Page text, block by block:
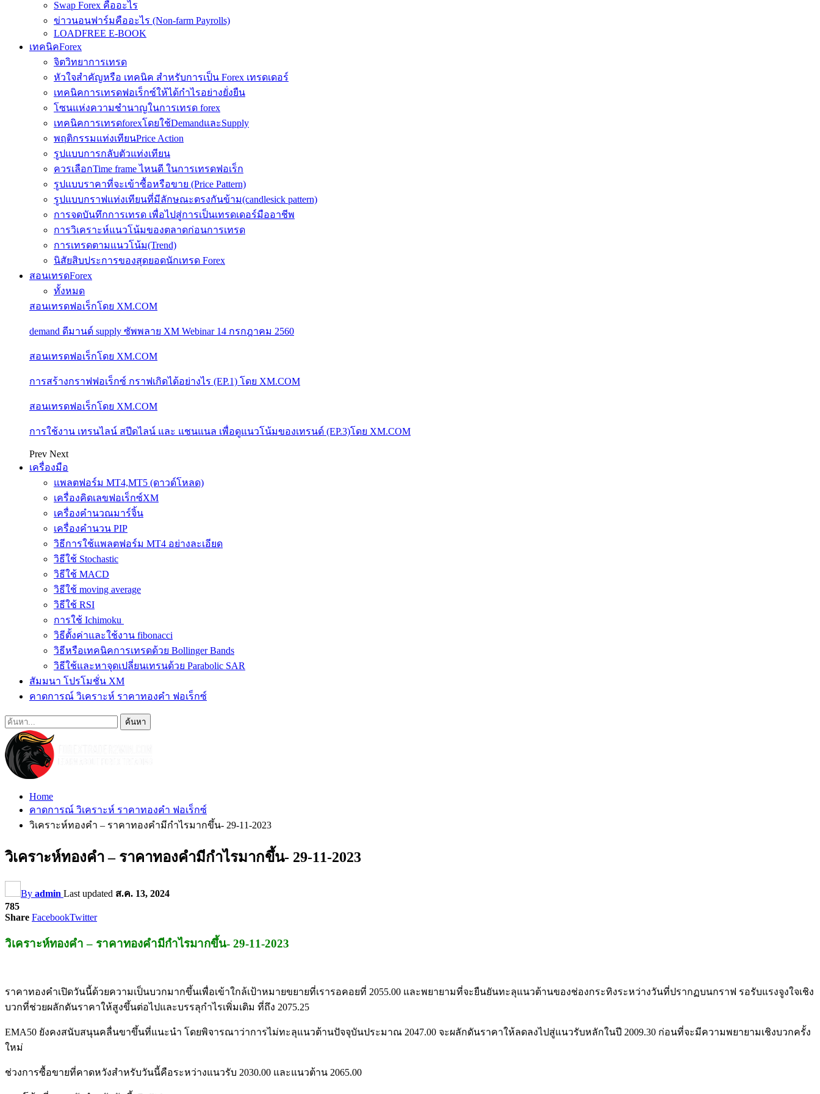
Swap Forex คืออะไร
ข่าวนอนฟาร์มคืออะไร (Non-farm Payrolls)
LOADFREE E-BOOK
เทคนิคForex
จิตวิทยาการเทรด
หัวใจสำคัญหรือ เทคนิค สำหรับการเป็น Forex เทรดเดอร์
เทคนิคการเทรดฟอเร็กซ์ให้ได้กำไรอย่างยั่งยืน
โซนแห่งความชำนาญในการเทรด forex
เทคนิคการเทรดforexโดยใช้DemandและSupply
พฤติกรรมแท่งเทียนPrice Action
รูปแบบการกลับตัวแท่งเทียน
ควรเลือกTime frame ไหนดี ในการเทรดฟอเร็ก
รูปแบบราคาที่จะเข้าซื้อหรือขาย (Price Pattern)
รูปแบบกราฟแท่งเทียนที่มีลักษณะตรงกันข้าม(candlesick pattern)
การจดบันทึกการเทรด เพื่อไปสู่การเป็นเทรดเดอร์มืออาชีพ
การวิเคราะห์แนวโน้มของตลาดก่อนการเทรด
การเทรดตามแนวโน้ม(Trend)
นิสัยสิบประการของสุดยอดนักเทรด Forex
สอนเทรดForex
ทั้งหมด
สอนเทรดฟอเร็กโดย XM.COM
demand ดีมานด์ supply ซัพพลาย XM Webinar 14 กรกฎาคม 2560
สอนเทรดฟอเร็กโดย XM.COM
การสร้างกราฟฟอเร็กซ์ กราฟเกิดได้อย่างไร (EP.1) โดย XM.COM
สอนเทรดฟอเร็กโดย XM.COM
การใช้งาน เทรนไลน์ สปีดไลน์ และ แชนแนล เพื่อดูแนวโน้มของเทรนด์ (EP.3)โดย XM.COM
Prev Next
เครื่องมือ
แพลตฟอร์ม MT4,MT5 (ดาวด์โหลด)
เครื่องคิดเลขฟอเร็กซ์XM
เครื่องคำนวณมาร์จิ้น
เครื่องคำนวน PIP
วิธีการใช้แพลตฟอร์ม MT4 อย่างละเอียด
วิธีใช้ Stochastic
วิธีใช้ MACD
วิธีใช้ moving average
วิธีใช้ RSI
การใช้ Ichimoku
วิธีตั้งค่าและใช้งาน fibonacci
วิธีหรือเทคนิคการเทรดด้วย Bollinger Bands
วิธีใช้และหาจุดเปลี่ยนเทรนด้วย Parabolic SAR
สัมมนา โปรโมชั่น XM
คาดการณ์ วิเคราะห์ ราคาทองคำ ฟอเร็กซ์
Home
คาดการณ์ วิเคราะห์ ราคาทองคำ ฟอเร็กซ์
วิเคราะห์ทองคำ – ราคาทองคำมีกำไรมากขึ้น- 29-11-2023
วิเคราะห์ทองคำ – ราคาทองคำมีกำไรมากขึ้น- 29-11-2023
By admin Last updated ส.ค. 13, 2024
785
Share FacebookTwitter
วิเคราะห์ทองคำ – ราคาทองคำมีกำไรมากขึ้น- 29-11-2023
ราคาทองคำเปิดวันนี้ด้วยความเป็นบวกมากขึ้นเพื่อเข้าใกล้เป้าหมายขยายที่เรารอคอยที่ 2055.00 และพยายามที่จะยืนยันทะลุแนวต้านของช่องกระทิงระหว่างวันที่ปรากฏบนกราฟ รอรับแรงจูงใจเชิง
บวกที่ช่วยผลักดันราคาให้สูงขึ้นต่อไปและบรรลุกำไรเพิ่มเติม ที่ถึง 2075.25
EMA50 ยังคงสนับสนุนคลื่นขาขึ้นที่แนะนำ โดยพิจารณาว่าการไม่ทะลุแนวต้านปัจจุบันประมาณ 2047.00 จะผลักดันราคาให้ลดลงไปสู่แนวรับหลักในปี 2009.30 ก่อนที่จะมีความพยายามเชิงบวกครั้ง
ใหม่
ช่วงการซื้อขายที่คาดหวังสำหรับวันนี้คือระหว่างแนวรับ 2030.00 และแนวต้าน 2065.00